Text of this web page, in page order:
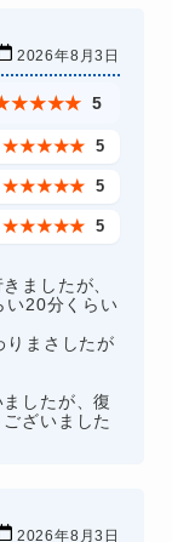
2026年8月3日
★★★★ 5
★★★★★ 5
★★★★★ 5
★★★★★ 5
ましたが、
い20分くらい
りまさしたが
したが、復
ざいました
2026年8月3日